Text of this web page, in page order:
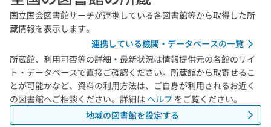
国立国会図書館サーチが連携している各図書館等から取得した所
蔵情報を表示します。
連携している機関・データベースの一覧
所蔵館、利用可否等の詳細・最新状況は情報提供元の各館のサイ
ト・データベースで直接ご確認ください。所蔵館から取寄せるこ
とが可能かなど、資料の利用方法は、ご自身が利用されるお近く
の図書館へご相談ください。詳細は ヘルプ をご覧ください。
地域の図書館を設定する